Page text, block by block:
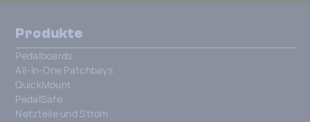
Produkte
Pedalboards
All-In-One Patchbays
QuickMount
PedalSafe
Netzteile und Strom